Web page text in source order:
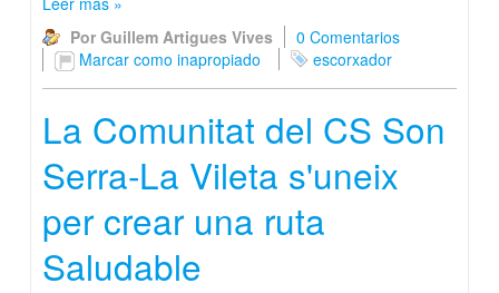
Por Guillem Artigues Vives
0 Comentarios
Marcar como inapropiado
escorxador
La Comunitat del CS Son
Serra-La Vileta s'uneix
per crear una ruta
Saludable